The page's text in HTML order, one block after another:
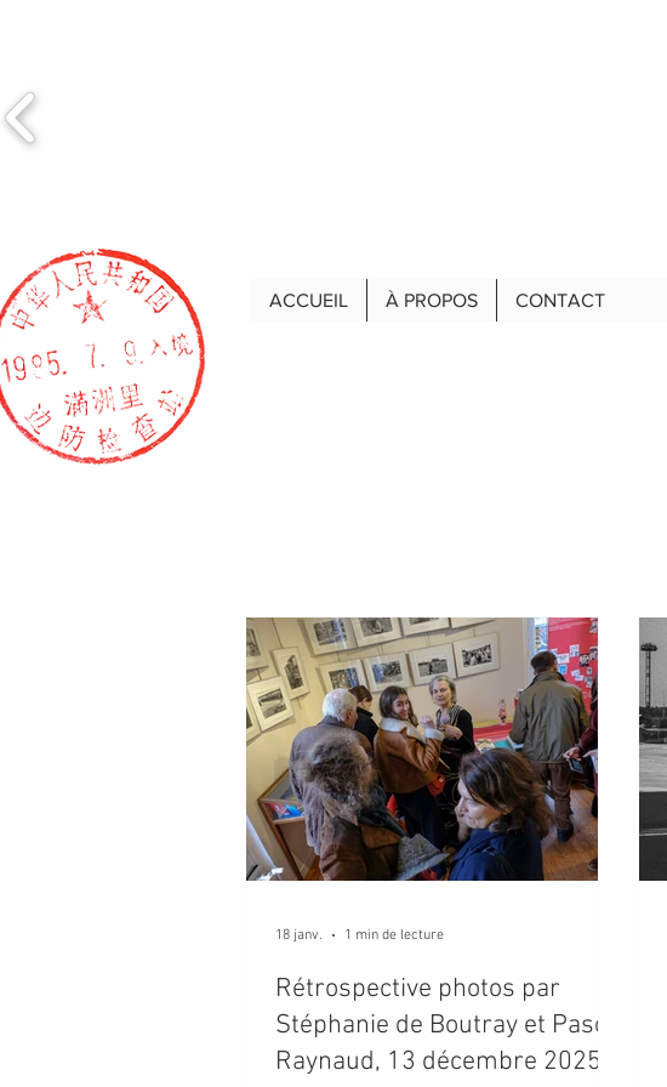
ACCUEIL À PROPOS CONTACT
Rétrospective photos par
Stéphanie de Boutray et Pascal
Raynaud, 13 décembre 2025 à
18 janv. 1 min de lecture